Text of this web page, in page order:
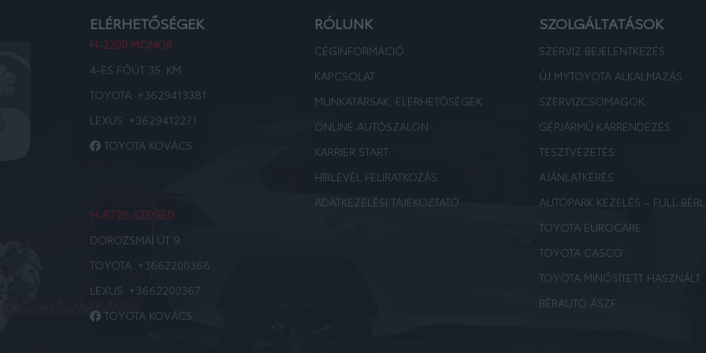
ELÉRHETŐSÉGEK
H-2200 MONOR
4-ES FŐÚT 35. KM
TOYOTA: +3629413381
LEXUS: +3629412271
TOYOTA KOVÁCS
H-6728 SZEGED
DOROZSMAI ÚT 9.
TOYOTA: +3662200366
LEXUS: +3662200367
TOYOTA KOVÁCS
RÓLUNK
CÉGINFORMÁCIÓ
KAPCSOLAT
MUNKATÁRSAK, ELÉRHETŐSÉGEK
ONLINE AUTÓSZALON
KARRIER START
HÍRLEVÉL FELIRATKOZÁS
ADATKEZELÉSI TÁJÉKOZTATÓ
SZOLGÁLTATÁSOK
SZERVIZ BEJELENTKEZÉS
ÚJ MYTOYOTA ALKALMAZÁS
SZERVIZCSOMAGOK
GÉPJÁRMŰ KÁRRENDEZÉS
TESZTVEZETÉS
AJÁNLATKÉRÉS
AUTÓPARK KEZELÉS – FULL
TOYOTA EUROCARE
TOYOTA CASCO
TOYOTA MINŐSÍTETT HASZNÁLT
BÉRAUTÓ ÁSZF